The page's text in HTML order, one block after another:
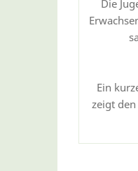
Die
Ein
zeigt